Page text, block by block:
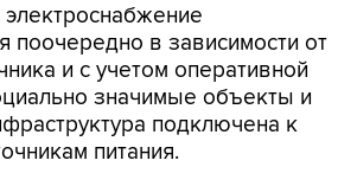
поочередно в зависимости от
и с учетом оперативной
значимые объекты и
подключена к
питания.